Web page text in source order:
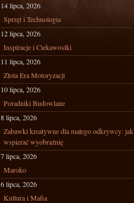
14 lipca, 2026
Sprzęt i Technologia
12 lipca, 2026
Inspiracje i Ciekawostki
11 lipca, 2026
Złota Era Motoryzacji
10 lipca, 2026
Poradniki Budowlane
8 lipca, 2026
Zabawki kreatywne dla małego odkrywcy: jak
wspierać wyobraźnię
7 lipca, 2026
Maroko
6 lipca, 2026
Kultura i Mafia